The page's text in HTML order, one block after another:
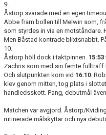
9.
Åstorp svarade med en egen
Abbe fram bollen till Melwin som,
som styrdes in via en motståndare.
Men Båstad kontrade blixtsnabbt.
10.
Åstorp höll dock i taktpinnen. 15:53
Zachris som med sin femte fullträff
Och slutpunkten kom vid 16:10.
klev genom mitten, tog plats i
handledsskott. Pang, debutmål
Matchen var avgjord. Åstorp/
rutinerade målskyttar och nya